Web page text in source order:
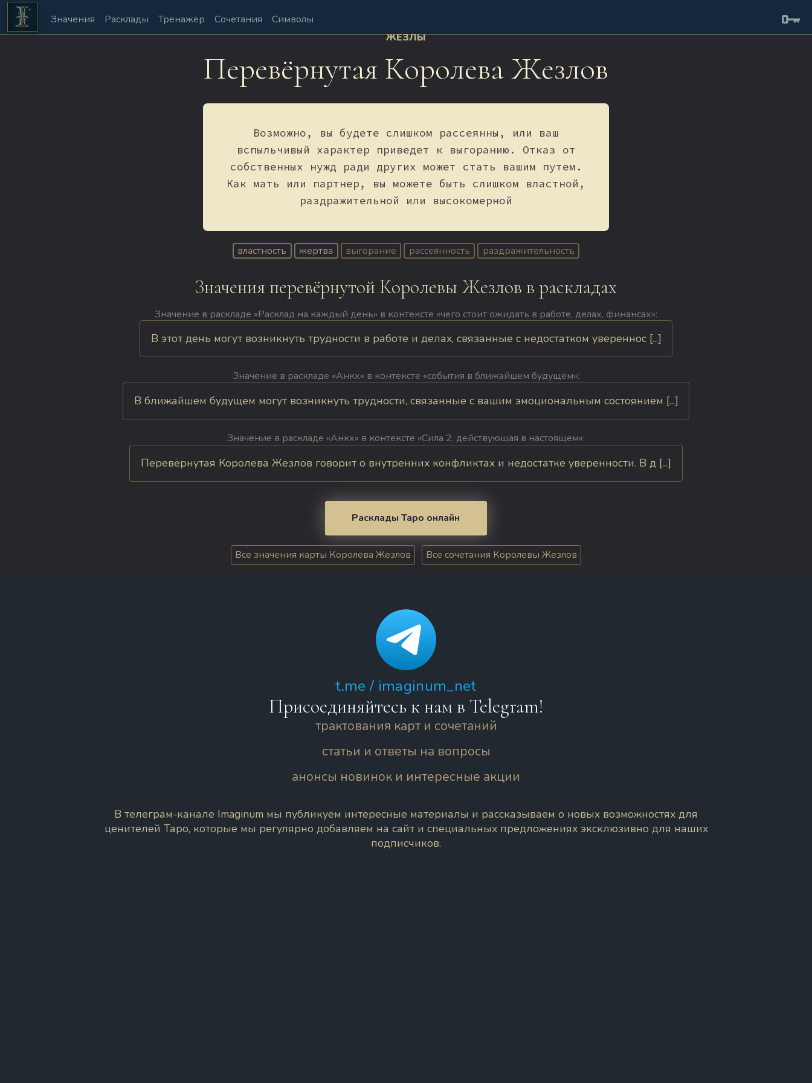
Значения Расклады Тренажёр Сочетания
Символы
ЖЕЗЛЫ
Перевёрнутая Королева Жезлов
Возможно, вы будете слишком рассеянны, или ваш
вспыльчивый характер приведет к выгоранию. Отказ от
собственных нужд ради других может стать вашим путем.
Как мать или партнер, вы можете быть слишком властной,
раздражительной или высокомерной
властность жертва выгорание рассеянность раздражительность
Значения перевёрнутой Королевы Жезлов в раскладах
Значение в раскладе «Расклад на каждый день» в контексте «чего стоит ожидать в работе, делах, финансах»:
В этот день могут возникнуть трудности в работе и делах, связанные с недостатком увереннос [...]
Значение в раскладе «Анкх» в контексте «события в ближайшем будущем»:
В ближайшем будущем могут возникнуть трудности, связанные с вашим эмоциональным состоянием [...]
Значение в раскладе «Анкх» в контексте «Сила 2, действующая в настоящем»:
Перевёрнутая Королева Жезлов говорит о внутренних конфликтах и недостатке уверенности. В д [...]
Расклады Таро онлайн
Все значения карты Королева Жезлов Все сочетания Королевы Жезлов
t.me / imaginum_net
Присоединяйтесь к нам в Telegram!
трактования карт и сочетаний
статьи и ответы на вопросы
анонсы новинок и интересные акции
В телеграм-канале Imaginum мы публикуем интересные материалы и рассказываем о новых возможностях для
ценителей Таро, которые мы регулярно добавляем на сайт и специальных предложениях эксклюзивно для наших
подписчиков.